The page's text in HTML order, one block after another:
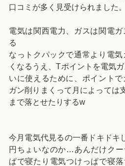
口コミが多く見受けられました。
電気は関西電力、ガスは関電ガ
る
なっトクパックで通常より電気
くなるうえ、Tポイントを電気
いに使えるために、ポイントで
ガン削りまくって月によっては
まで落とせたりするw
今月電気代見るの一番ドキドキ
円ちょいなのか…あんだけクー
ぱで寝たり電気つけっぱで寝落